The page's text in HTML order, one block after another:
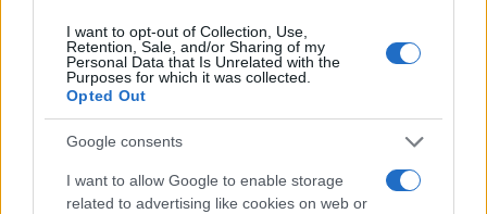
I want to opt-out of Collection, Use,
Retention, Sale, and/or Sharing of my
Personal Data that Is Unrelated with the
Purposes for which it was collected.
Opted Out
Google consents
I want to allow Google to enable storage
related to advertising like cookies on web or